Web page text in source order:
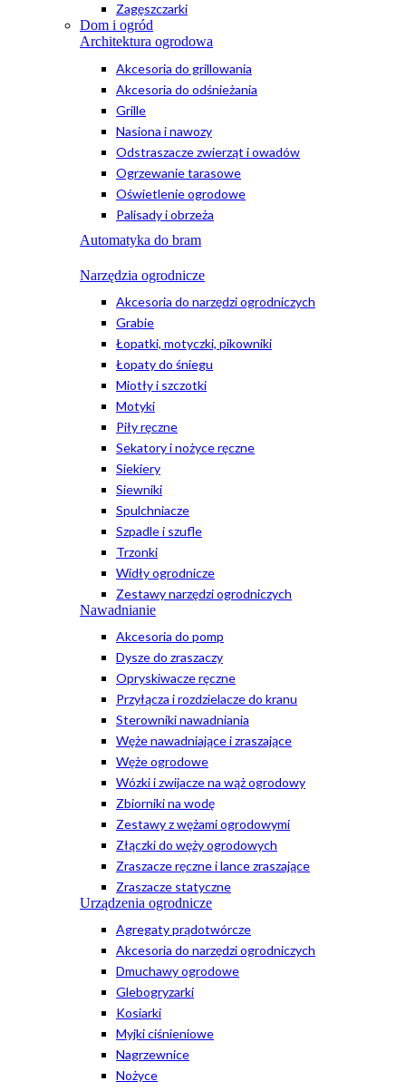
Zagęszczarki
Dom i ogród
Architektura ogrodowa
Akcesoria do grillowania
Akcesoria do odśnieżania
Grille
Nasiona i nawozy
Odstraszacze zwierząt i owadów
Ogrzewanie tarasowe
Oświetlenie ogrodowe
Palisady i obrzeża
Automatyka do bram
Narzędzia ogrodnicze
Akcesoria do narzędzi ogrodniczych
Grabie
Łopatki, motyczki, pikowniki
Łopaty do śniegu
Miotły i szczotki
Motyki
Piły ręczne
Sekatory i nożyce ręczne
Siekiery
Siewniki
Spulchniacze
Szpadle i szufle
Trzonki
Widły ogrodnicze
Zestawy narzędzi ogrodniczych
Nawadnianie
Akcesoria do pomp
Dysze do zraszaczy
Opryskiwacze ręczne
Przyłącza i rozdzielacze do kranu
Sterowniki nawadniania
Węże nawadniające i zraszające
Węże ogrodowe
Wózki i zwijacze na wąż ogrodowy
Zbiorniki na wodę
Zestawy z wężami ogrodowymi
Złączki do węży ogrodowych
Zraszacze ręczne i lance zraszające
Zraszacze statyczne
Urządzenia ogrodnicze
Agregaty prądotwórcze
Akcesoria do narzędzi ogrodniczych
Dmuchawy ogrodowe
Glebogryzarki
Kosiarki
Myjki ciśnieniowe
Nagrzewnice
Nożyce